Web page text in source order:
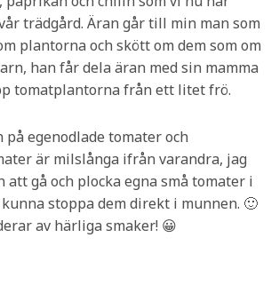
trädgård. Äran går till min man som
plantorna och skött om dem som om
han får dela äran med sin mamma
tomatplantorna från ett litet frö.
egenodlade tomater och
är milslånga ifrån varandra, jag
gå och plocka egna små tomater i
stoppa dem direkt i munnen. 🙂
av härliga smaker! 😀